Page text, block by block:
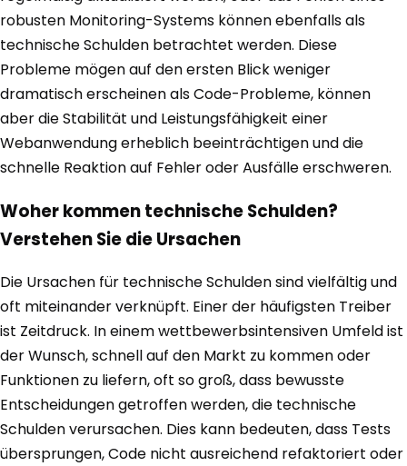
robusten Monitoring-Systems können ebenfalls als
technische Schulden betrachtet werden. Diese
Probleme mögen auf den ersten Blick weniger
dramatisch erscheinen als Code-Probleme, können
aber die Stabilität und Leistungsfähigkeit einer
Webanwendung erheblich beeinträchtigen und die
schnelle Reaktion auf Fehler oder Ausfälle erschweren.
Woher kommen technische Schulden?
Verstehen Sie die Ursachen
Die Ursachen für technische Schulden sind vielfältig und
oft miteinander verknüpft. Einer der häufigsten Treiber
ist Zeitdruck. In einem wettbewerbsintensiven Umfeld ist
der Wunsch, schnell auf den Markt zu kommen oder
Funktionen zu liefern, oft so groß, dass bewusste
Entscheidungen getroffen werden, die technische
Schulden verursachen. Dies kann bedeuten, dass Tests
übersprungen, Code nicht ausreichend refaktoriert oder